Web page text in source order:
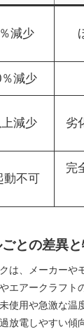
減少
減少
減少 劣
動不可
完
との差異
は、メーカーや
エアークラフト
使用や急激な温
放電しやすい傾